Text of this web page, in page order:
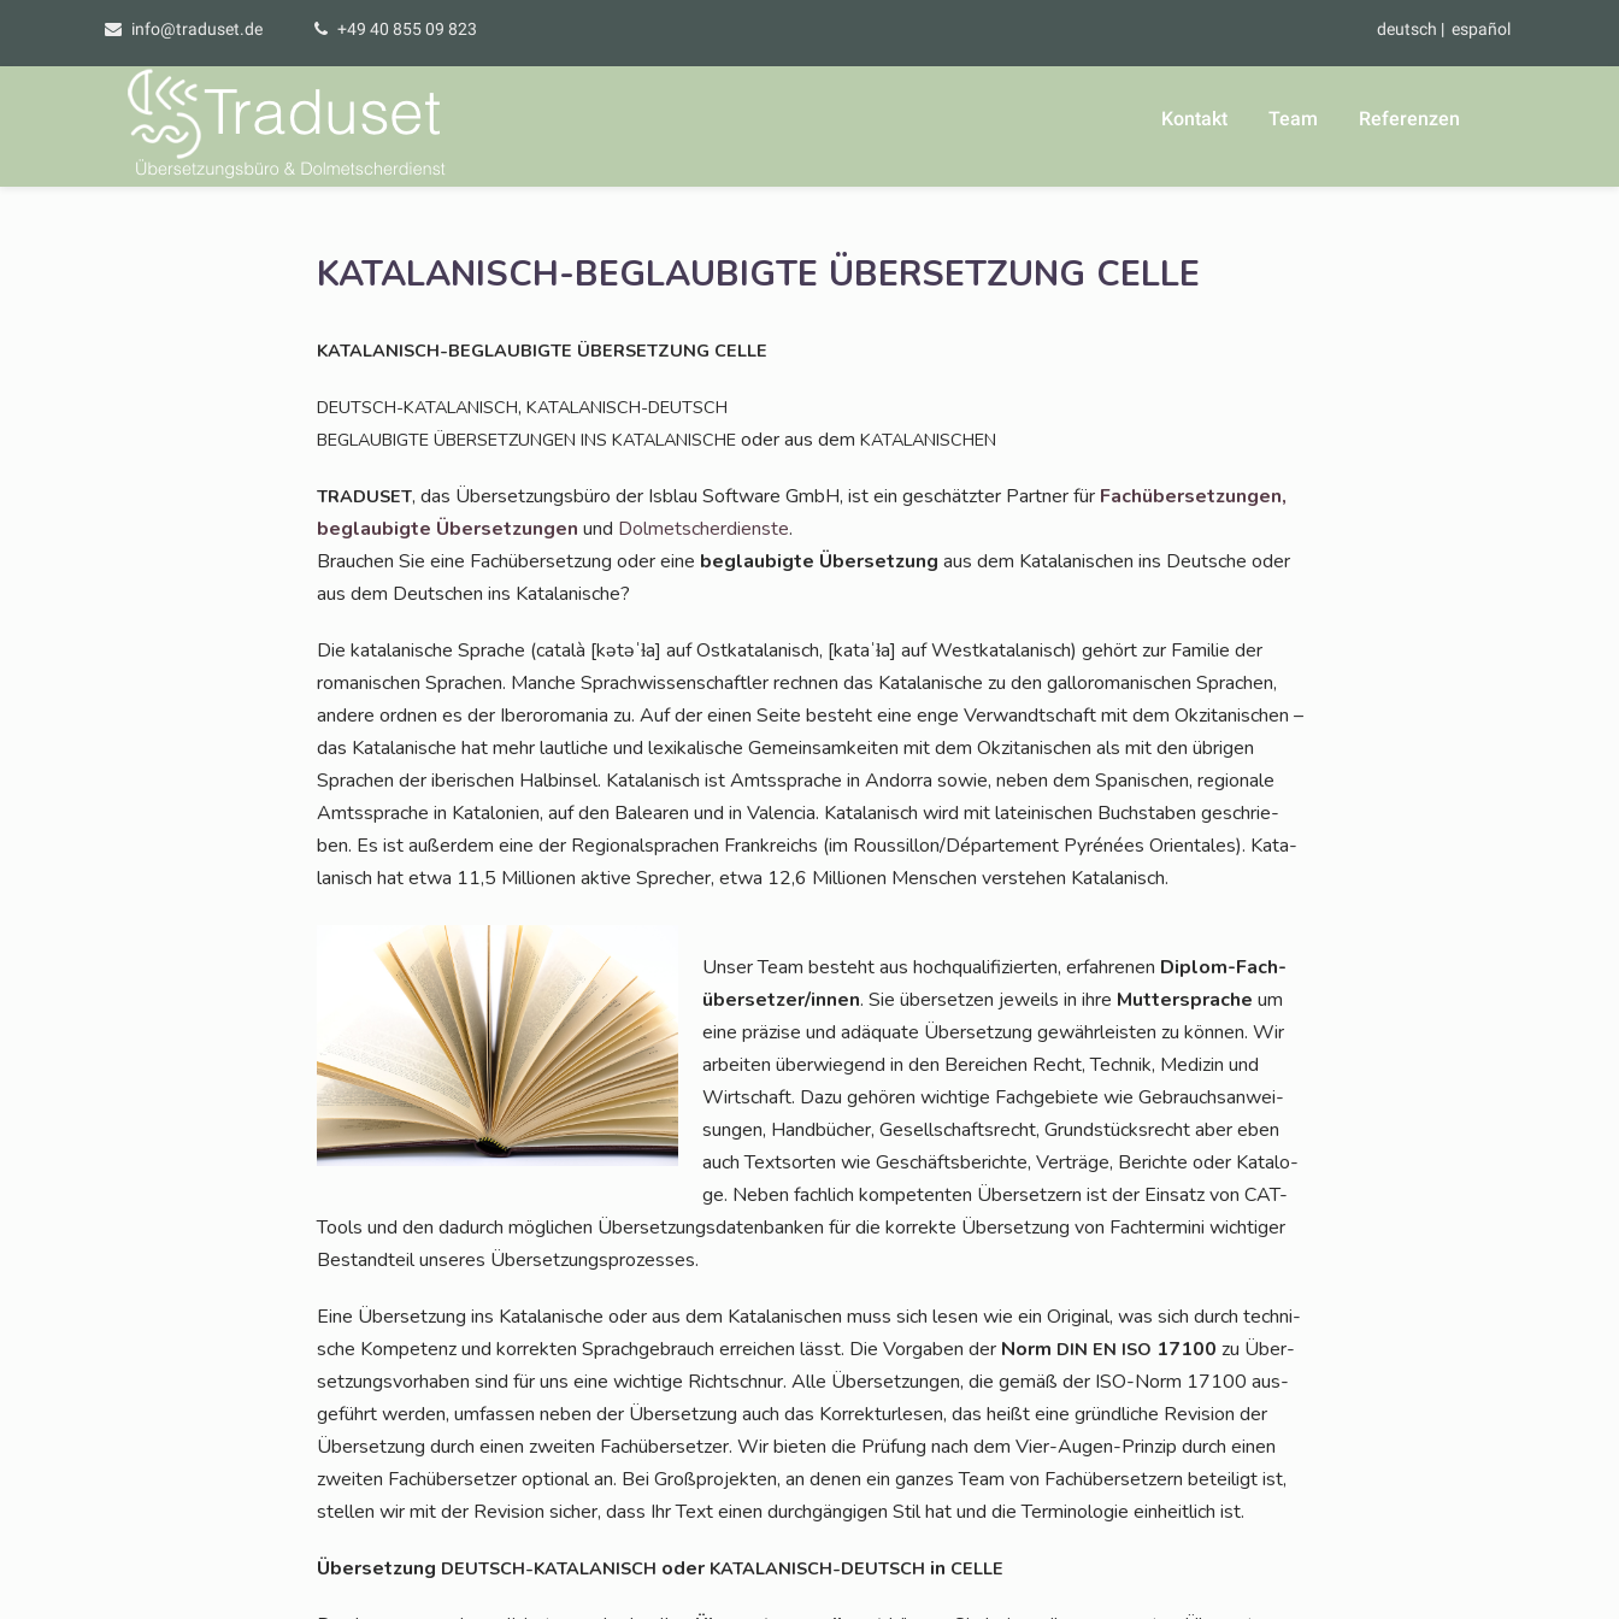
info@traduset.de +49 40 855 09 823 deutsch español
Kontakt Team Referenzen
KATALANISCH-BEGLAUBIGTE ÜBERSETZUNG CELLE
KATALANISCH-BEGLAUBIGTE ÜBERSETZUNG CELLE
DEUTSCH-KATALANISCH, KATALANISCH-DEUTSCH
BEGLAUBIGTE ÜBERSETZUNGEN INS KATALANISCHEoder aus dem KATALANISCHEN
TRADUSET, das Über­set­zungs­bü­ro der Isblau Soft­ware GmbH, ist ein geschätz­ter Part­ner für Fach­über­set­zun­gen,
beglau­big­te Über­set­zun­gen und Dol­met­scher­diens­te.
Brau­chen Sie eine Fach­über­set­zung oder eine beglau­big­te Über­set­zung aus dem Kata­la­ni­schen ins Deut­sche oder
aus dem Deut­schen ins Katalanische?
Die kata­la­ni­sche Spra­che (cata­là [kətəˈɫa] auf Ost­ka­ta­la­nisch, [kataˈɫa] auf West­ka­ta­la­nisch) gehört zur Fami­lie der
roma­ni­schen Spra­chen. Man­che Sprach­wis­sen­schaft­ler rech­nen das Kata­la­ni­sche zu den gal­lo­ro­ma­ni­schen Spra­chen,
ande­re ord­nen es der Ibe­ro­ro­ma­nia zu. Auf der einen Sei­te besteht eine enge Ver­wandt­schaft mit dem Okzita­ni­schen –
das Kata­la­ni­sche hat mehr laut­li­che und lexi­ka­li­sche Gemein­sam­kei­ten mit dem Okzita­ni­schen als mit den übri­gen
Spra­chen der ibe­ri­schen Halb­in­sel. Kata­la­nisch ist Amts­spra­che in Andor­ra sowie, neben dem Spa­ni­schen, regio­na­le
Amts­spra­che in Kata­lo­ni­en, auf den Balea­ren und in Valen­cia. Kata­la­nisch wird mit latei­ni­schen Buch­sta­ben geschrie­
ben. Es ist außer­dem eine der Regio­nal­spra­chen Frank­reichs (im Roussillon/Département Pyré­nées Ori­en­ta­les). Kata­
la­nisch hat etwa 11,5 Mil­lio­nen akti­ve Spre­cher, etwa 12,6 Mil­lio­nen Men­schen ver­ste­hen Katalanisch.
Unser Team besteht aus hoch­qua­li­fi­zier­ten, erfah­re­nen Diplom-Fach­
über­set­zer/in­nen. Sie über­set­zen jeweils in ihre Mut­ter­spra­che um
eine prä­zi­se und adäqua­te Über­set­zung gewähr­leis­ten zu kön­nen. Wir
arbei­ten über­wie­gend in den Berei­chen Recht, Tech­nik, Medi­zin und
Wirt­schaft. Dazu gehö­ren wich­ti­ge Fach­ge­bie­te wie Gebrauchs­an­wei­
sun­gen, Hand­bü­cher, Gesell­schafts­recht, Grund­stücks­recht aber eben
auch Text­sor­ten wie Geschäfts­be­rich­te, Ver­trä­ge, Berich­te oder Kata­lo­
ge. Neben fach­lich kom­pe­ten­ten Über­set­zern ist der Ein­satz von CAT-
Tools und den dadurch mög­li­chen Über­set­zungs­da­ten­ban­ken für die kor­rek­te Über­set­zung von Fach­ter­mi­ni wich­ti­ger
Bestand­teil unse­res Übersetzungsprozesses.
Eine Über­set­zung ins Kata­la­ni­sche oder aus dem Kata­la­ni­schen muss sich lesen wie ein Ori­gi­nal, was sich durch tech­ni­
sche Kom­pe­tenz und kor­rek­ten Sprach­ge­brauch errei­chen lässt. Die Vor­ga­ben der Norm DIN EN ISO 17100 zu Über­
set­zungs­vor­ha­ben sind für uns eine wich­ti­ge Richt­schnur. Alle Über­set­zun­gen, die gemäß der ISO-Norm 17100 aus­
ge­führt wer­den, umfas­sen neben der Über­set­zung auch das Kor­rek­tur­le­sen, das heißt eine gründ­li­che Revi­si­on der
Über­set­zung durch einen zwei­ten Fach­über­set­zer. Wir bie­ten die Prü­fung nach dem Vier-Augen-Prin­zip durch einen
zwei­ten Fach­über­set­zer optio­nal an. Bei Groß­pro­jek­ten, an denen ein gan­zes Team von Fach­über­set­zern betei­ligt ist,
stel­len wir mit der Revi­si­on sicher, dass Ihr Text einen durch­gän­gi­gen Stil hat und die Ter­mi­no­lo­gie ein­heit­lich ist.
Über­set­zung DEUTSCH-KATALANISCH oder KATALANISCH-DEUTSCH in CELLE